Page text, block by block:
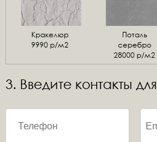
Кракелюр
9990 р/м2
Поталь
серебро
28000 р/м2
3. Введите контакты